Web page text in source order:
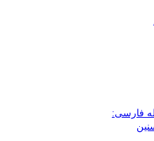
فارسی: